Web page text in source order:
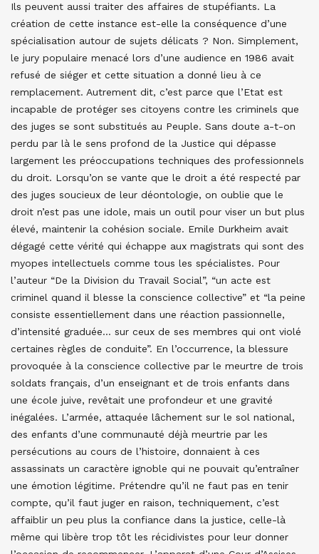
Ils peuvent aussi traiter des affaires de stupéfiants. La
création de cette instance est-elle la conséquence d’une
spécialisation autour de sujets délicats ? Non. Simplement,
le jury populaire menacé lors d’une audience en 1986 avait
refusé de siéger et cette situation a donné lieu à ce
remplacement. Autrement dit, c’est parce que l’Etat est
incapable de protéger ses citoyens contre les criminels que
des juges se sont substitués au Peuple. Sans doute a-t-on
perdu par là le sens profond de la Justice qui dépasse
largement les préoccupations techniques des professionnels
du droit. Lorsqu’on se vante que le droit a été respecté par
des juges soucieux de leur déontologie, on oublie que le
droit n’est pas une idole, mais un outil pour viser un but plus
élevé, maintenir la cohésion sociale. Emile Durkheim avait
dégagé cette vérité qui échappe aux magistrats qui sont des
myopes intellectuels comme tous les spécialistes. Pour
l’auteur “De la Division du Travail Social”, “un acte est
criminel quand il blesse la conscience collective” et “la peine
consiste essentiellement dans une réaction passionnelle,
d’intensité graduée… sur ceux de ses membres qui ont violé
certaines règles de conduite”. En l’occurrence, la blessure
provoquée à la conscience collective par le meurtre de trois
soldats français, d’un enseignant et de trois enfants dans
une école juive, revêtait une profondeur et une gravité
inégalées. L’armée, attaquée lâchement sur le sol national,
des enfants d’une communauté déjà meurtrie par les
persécutions au cours de l’histoire, donnaient à ces
assassinats un caractère ignoble qui ne pouvait qu’entraîner
une émotion légitime. Prétendre qu’il ne faut pas en tenir
compte, qu’il faut juger en raison, techniquement, c’est
affaiblir un peu plus la confiance dans la justice, celle-là
même qui libère trop tôt les récidivistes pour leur donner